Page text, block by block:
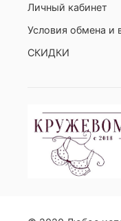
Личный кабинет
Условия обмена и
СКИДКИ